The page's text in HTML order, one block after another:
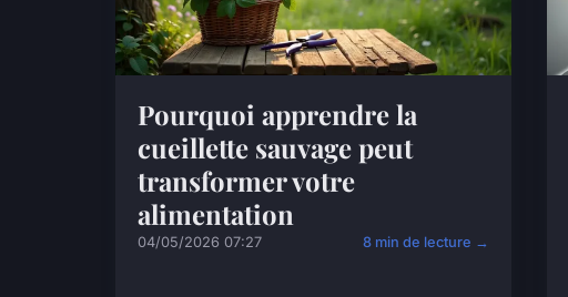
Pourquoi apprendre la
cueillette sauvage peut
transformer votre
alimentation
04/05/2026 07:27 8 min de lecture →